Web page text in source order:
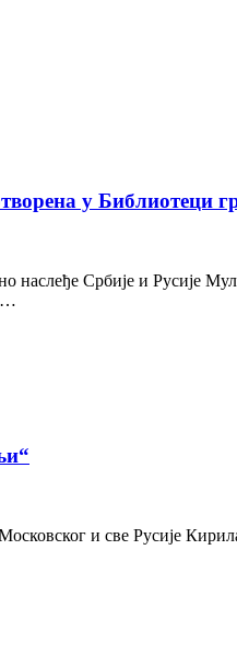
у Библиотеци
Србије и Русије
и све Русије